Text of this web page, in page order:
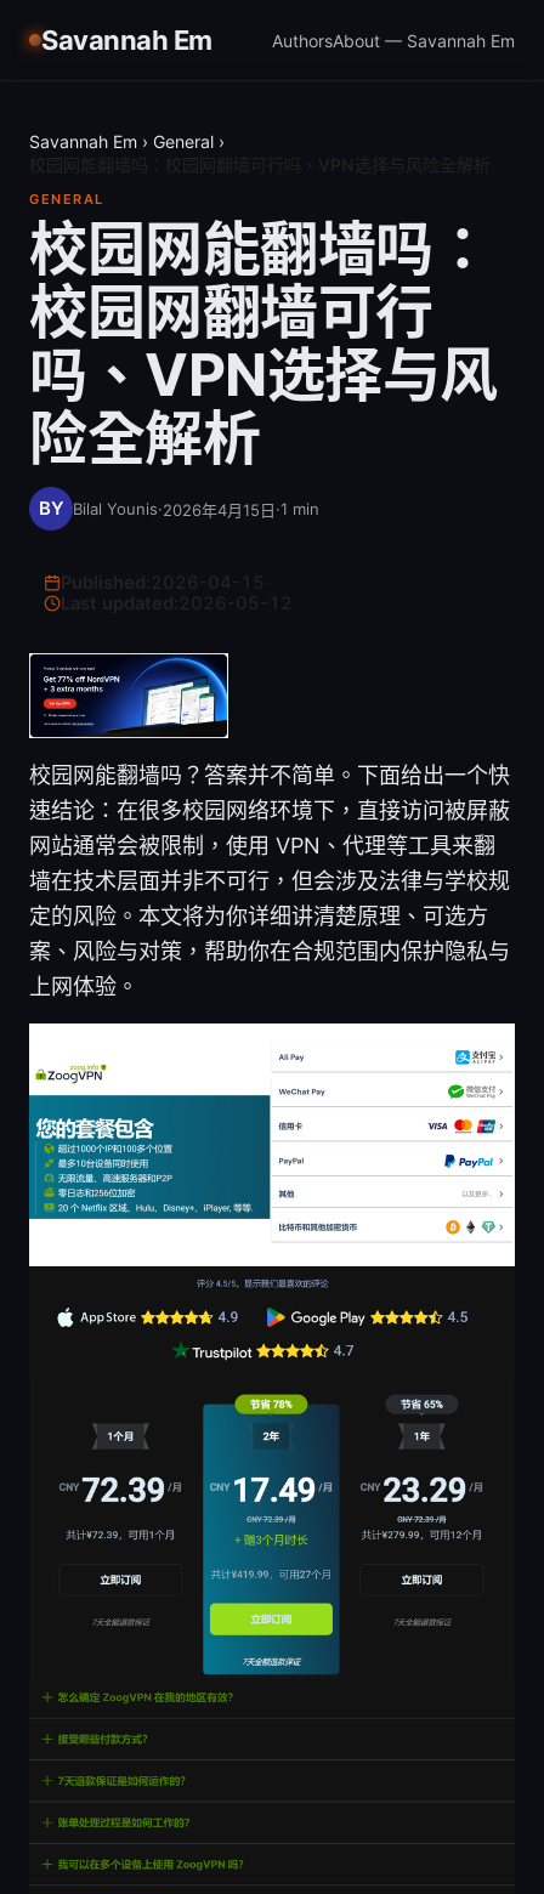
Savannah Em AuthorsAbout — Savannah Em
Savannah Em › General ›
GENERAL
校园网能翻墙吗：
校园网翻墙可行
吗、VPN选择与风
险全解析
Bilal Younis·2026年4月15日·1 min
Last updated:
校园网能翻墙吗？答案并不简单。下面给出一个快
速结论：在很多校园网络环境下，直接访问被屏蔽
网站通常会被限制，使用 VPN、代理等工具来翻
墙在技术层面并非不可行，但会涉及法律与学校规
定的风险。本文将为你详细讲清楚原理、可选方
案、风险与对策，帮助你在合规范围内保护隐私与
上网体验。